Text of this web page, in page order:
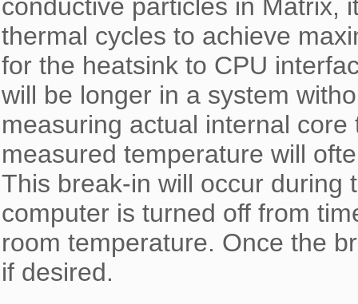
conductive particles in Matrix,
thermal cycles to achieve
for the heatsink to CPU
will be longer in a system
measuring actual internal
measured temperature will
This break-in will occur during
computer is turned off from
room temperature. Once the
if desired.